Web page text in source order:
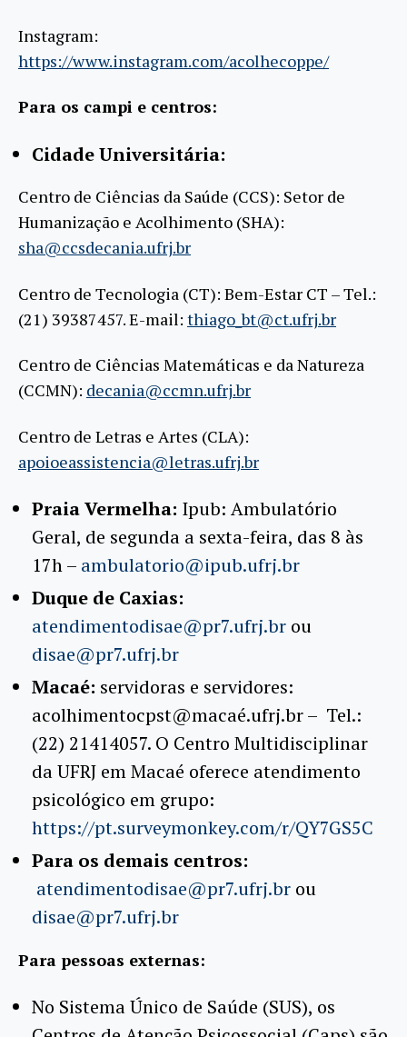
Instagram:
https://www.instagram.com/acolhecoppe/
Para os campi e centros:
Cidade Universitária:
Centro de Ciências da Saúde (CCS): Setor de
Humanização e Acolhimento (SHA):
sha@ccsdecania.ufrj.br
Centro de Tecnologia (CT): Bem-Estar CT – Tel.:
(21) 39387457. E-mail: thiago_bt@ct.ufrj.br
Centro de Ciências Matemáticas e da Natureza
(CCMN): decania@ccmn.ufrj.br
Centro de Letras e Artes (CLA):
apoioeassistencia@letras.ufrj.br
Praia Vermelha: Ipub: Ambulatório
Geral, de segunda a sexta-feira, das 8 às
17h – ambulatorio@ipub.ufrj.br
Duque de Caxias:
atendimentodisae@pr7.ufrj.br ou
disae@pr7.ufrj.br
Macaé: servidoras e servidores:
acolhimentocpst@macaé.ufrj.br – Tel.:
(22) 21414057. O Centro Multidisciplinar
da UFRJ em Macaé oferece atendimento
psicológico em grupo:
https://pt.surveymonkey.com/r/QY7GS5C
Para os demais centros:
atendimentodisae@pr7.ufrj.br ou
disae@pr7.ufrj.br
Para pessoas externas:
No Sistema Único de Saúde (SUS), os